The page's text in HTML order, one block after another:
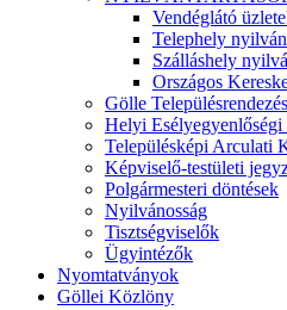
Vendéglátó
Telephely
Szálláshely
Országos
Gölle
Helyi
Településképi Arculati
Képviselő-testületi
Polgármesteri döntések
Nyilvánosság
Tisztségviselők
Ügyintézők
Nyomtatványok
Göllei Közlöny